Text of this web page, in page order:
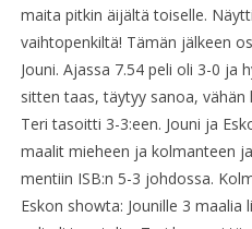
maita pitkin äijältä toiselle.
vaihtopenkiltä! Tämän jälkeen
Jouni. Ajassa 7.54 peli oli 3-0 ja
sitten taas, täytyy sanoa,
Teri tasoitti 3-3:een. Jouni ja
maalit mieheen ja kolmanteen
mentiin ISB:n 5-3 johdossa.
Eskon showta: Jounille 3